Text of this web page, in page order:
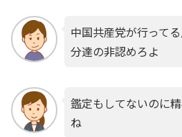
中国共産党が行って
分達の非認めろよ
鑑定もしてないのに
ね